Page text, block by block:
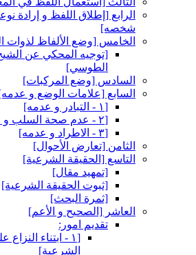
الرابع‏ [إطلاق اللفظ و إرادة
شخصه‏]
الخامس‏ [وضع الألفاظ لذوات
[توجيه المحكي عن
الطوسي‏]
السادس‏ [وضع المركبات‏]
السابع‏ [علامات الوضع و
[١ - التبادر و عدمه‏]
[٢ - عدم صحة السلب و صحته‏]
[٣ - الاطراد و عدمه‏]
الثامن‏ [تعارض الأحوال‏]
التاسع‏ [الحقيقة الشرعية]
[تمهيد مقال‏]
[ثبوت الحقيقة الشرعية]
[ثمرة البحث‏]
العاشر [الصحيح و الأعم‏]
تقديم امور:
[١ - ابتناء
الشرعية]